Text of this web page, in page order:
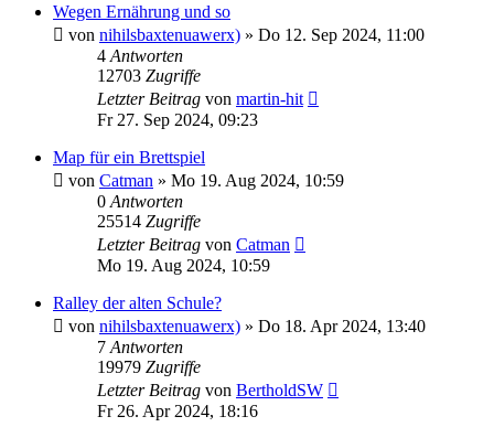
Wegen Ernährung und so
von nihilsbaxtenuawerx) » Do 12. Sep 2024, 11:00
4 Antworten
12703 Zugriffe
Letzter Beitrag von martin-hit
Fr 27. Sep 2024, 09:23
Map für ein Brettspiel
von Catman » Mo 19. Aug 2024, 10:59
0 Antworten
25514 Zugriffe
Letzter Beitrag von Catman
Mo 19. Aug 2024, 10:59
Ralley der alten Schule?
von nihilsbaxtenuawerx) » Do 18. Apr 2024, 13:40
7 Antworten
19979 Zugriffe
Letzter Beitrag von BertholdSW
Fr 26. Apr 2024, 18:16